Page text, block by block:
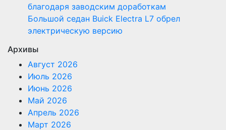
благодаря заводским доработкам
Большой седан Buick Electra L7 обрел
электрическую версию
Архивы
Август 2026
Июль 2026
Июнь 2026
Май 2026
Апрель 2026
Март 2026